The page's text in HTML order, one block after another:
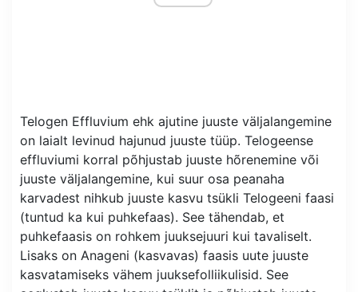
Telogen Effluvium ehk ajutine juuste väljalangemine
on laialt levinud hajunud juuste tüüp. Telogeense
effluviumi korral põhjustab juuste hõrenemine või
juuste väljalangemine, kui suur osa peanaha
karvadest nihkub juuste kasvu tsükli Telogeeni faasi
(tuntud ka kui puhkefaas). See tähendab, et
puhkefaasis on rohkem juuksejuuri kui tavaliselt.
Lisaks on Anageni (kasvavas) faasis uute juuste
kasvatamiseks vähem juuksefolliikulisid. See